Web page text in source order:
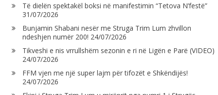
Të dielën spektakël boksi në manifestimin “Tetova N’festë”
31/07/2026
Bunjamin Shabani nesër me Struga Trim Lum zhvillon
ndeshjen numër 200! 24/07/2026
Tikveshi e nis vrrullshëm sezonin e ri në Ligën e Parë (VIDEO)
24/07/2026
FFM vjen me një super lajm për tifozët e Shkëndijës!
24/07/2026